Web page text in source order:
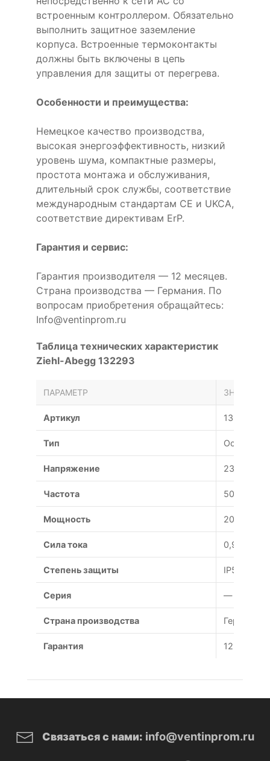
встроенным контроллером. Обязательно
выполнить защитное заземление
корпуса. Встроенные термоконтакты
должны быть включены в цепь
управления для защиты от перегрева.
Особенности и преимущества:
Немецкое качество производства,
высокая энергоэффективность, низкий
уровень шума, компактные размеры,
простота монтажа и обслуживания,
длительный срок службы, соответствие
международным стандартам CE и UKCA,
соответствие директивам ErP.
Гарантия и сервис:
Гарантия производителя — 12 месяцев.
Страна производства — Германия. По
вопросам приобретения обращайтесь:
Info@ventinprom.ru
Таблица технических характеристик
Ziehl-Abegg 132293
ПАРАМЕТР ЗНАЧЕНИЕ
Артикул 132293
Тип Осевой
Напряжение 230/400 В
Частота 50 Гц
Мощность 200 Вт
Сила тока 0,97/0,56
Степень защиты IP54
Серия —
Страна производства Германия
Гарантия 12
Связаться с нами: info@ventinprom.ru